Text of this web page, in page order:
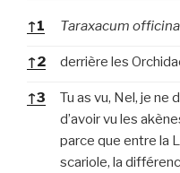
References
↑1 Taraxacum
↑2 derrière les
↑3
Tu as vu, Nel, je ne
d’avoir vu les
parce que entre la
scariole, la